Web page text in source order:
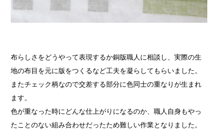
布らしさをどうやって表現するか銅版職人に相談し、実際の生
地の布目を元に版をつくるなど工夫を凝らしてもらいました。
またチェック柄なので交差する部分に色同士の重なりが生まれ
ます。
色が重なった時にどんな仕上がりになるのか、職人自身もやっ
たことのない組み合わせだったため難しい作業となりました。